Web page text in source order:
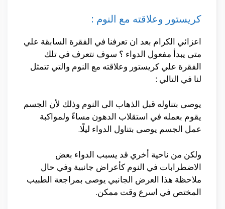
كريستور وعلاقته مع النوم :
اعزائي الكرام بعد ان تعرفنا في الفقرة السابقة علي
متى يبدأ مفعول الدواء ؟ سوف نتعرف في تلك
الفقرة علي كريستور وعلاقته مع النوم والتي تتمثل
لنا في التالي :
يوصى بتناوله قبل الذهاب الى النوم وذلك لأن الجسم
يقوم بعمله في استقلاب الدهون مساءً ولمواكبة
عمل الجسم يوصى بتناول الدواء ليلًا.
ولكن من ناحية أخري قد يسبب الدواء بعض
الاضطرابات في النوم كأعراض جانبية وفي حال
ملاحظة هذا العرض الجانبي يوصى بمراجعة الطبيب
المختص في اسرع وقت ممكن.